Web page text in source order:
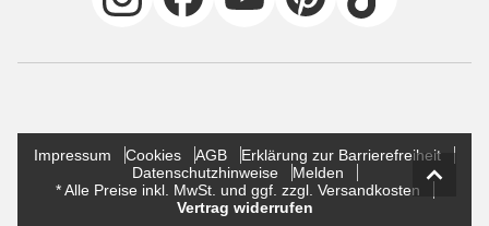
Impressum Cookies AGB
Erklärung zur Barrierefreiheit
Datenschutzhinweise
Melden
* Alle Preise inkl. MwSt. und ggf. zzgl. Versandkosten
Vertrag widerrufen